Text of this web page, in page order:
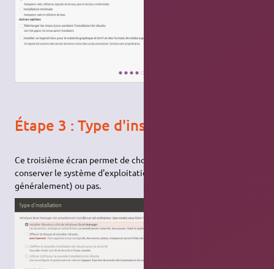
Étape 3 : Type d'installation
Ce troisième écran permet de choisir si vous souhaitez
conserver le système d'exploitation installé (Windows
généralement) ou pas.